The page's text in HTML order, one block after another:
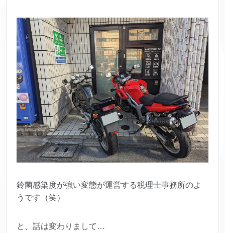
鈴菌感染度が強い変態が運営する税理士事務所のよ
うです（笑）
と、話は変わりまして…